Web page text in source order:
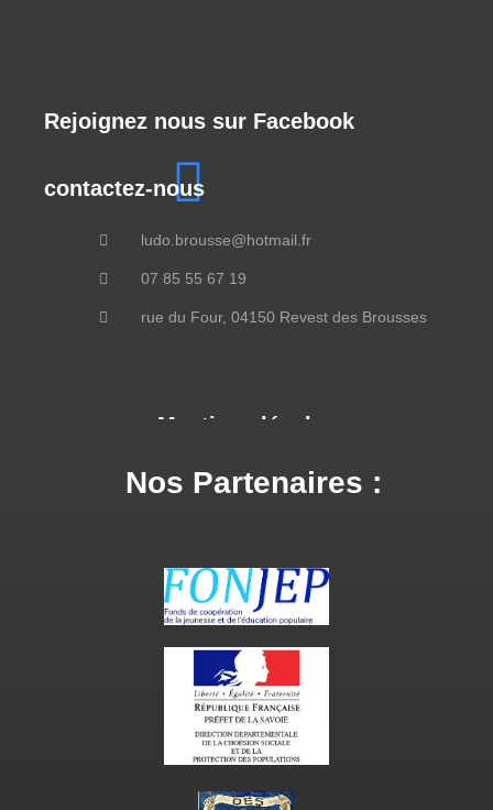
Rejoignez nous sur Facebook
contactez-nous
ludo.brousse@hotmail.fr
07 85 55 67 19
rue du Four, 04150 Revest des Brousses
Mentions légales
Nos Partenaires :